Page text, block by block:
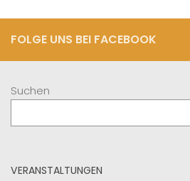
FOLGE UNS BEI FACEBOOK
Suchen
VERANSTALTUNGEN